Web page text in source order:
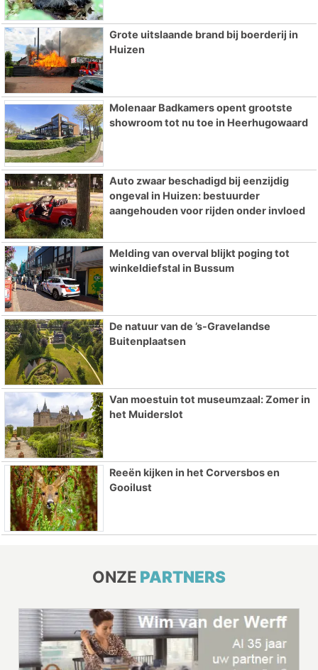
Grote uitslaande brand bij boerderij in
Huizen
Molenaar Badkamers opent grootste
showroom tot nu toe in Heerhugowaard
Auto zwaar beschadigd bij eenzijdig
ongeval in Huizen: bestuurder
aangehouden voor rijden onder invloed
Melding van overval blijkt poging tot
winkeldiefstal in Bussum
De natuur van de ’s-Gravelandse
Buitenplaatsen
Van moestuin tot museumzaal: Zomer in
het Muiderslot
Reeën kijken in het Corversbos en
Gooilust
ONZE PARTNERS